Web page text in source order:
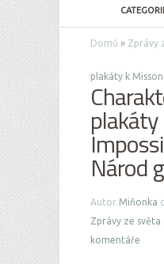
Domů » Zprávy
plakáty k
Národ
Autor Miňonka
Zprávy ze světa
komentáře